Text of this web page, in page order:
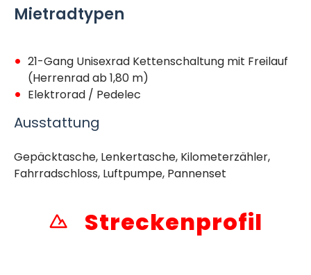
Mietradtypen
21-Gang Unisexrad Kettenschaltung mit Freilauf
(Herrenrad ab 1,80 m)
Elektrorad / Pedelec
Ausstattung
Gepäcktasche, Lenkertasche, Kilometerzähler,
Fahrradschloss, Luftpumpe, Pannenset
Streckenprofil